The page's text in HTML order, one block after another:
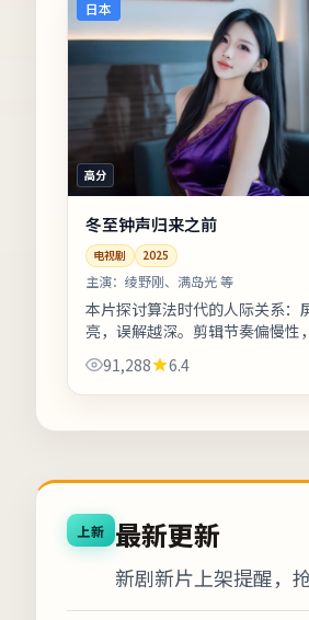
日本
高分
冬至钟声归来之前
电视剧 2025
主演： 绫野刚、满岛光 等
本片探讨算法时代的人际关系：
亮，误解越深。剪辑节奏偏慢性
意沉浸的观众；若偏好快节奏可
前半。上线之后口碑分化属正常
91,288 6.4
上新 最新更新
新剧新片上架提醒，